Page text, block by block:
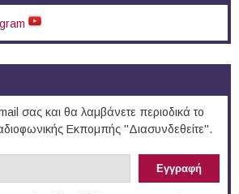
σας και θα λαμβάνετε περιοδικά το
Εκπομπής "Διασυνδεθείτε".